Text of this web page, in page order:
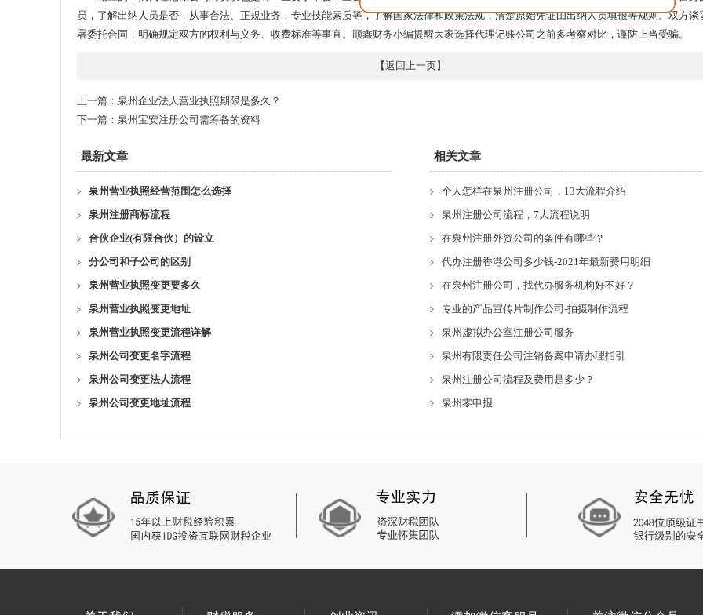
员，了解出纳人员是否，从事合法、正規业务，专业技能素质等，了解国家法律和政策法规，清楚原始凭证由出纳人员填报等规则。双方谈
署委托合同，明确规定双方的权利与义务、收费标准等事宜。顺鑫财务小编提醒大家选择代理记账公司之前多考察对比，谨防上当受骗。
【返回上一页】
上一篇： 泉州企业法人营业执照期限是多久？
下一篇： 泉州宝安注册公司需筹备的资料
最新文章
泉州营业执照经营范围怎么选择
泉州注册商标流程
合伙企业(有限合伙）的设立
分公司和子公司的区别
泉州营业执照变更要多久
泉州营业执照变更地址
泉州营业执照变更流程详解
泉州公司变更名字流程
泉州公司变更法人流程
泉州公司变更地址流程
相关文章
个人怎样在泉州注册公司，13大流程介绍
泉州注册公司流程，7大流程说明
在泉州注册外资公司的条件有哪些？
代办注册香港公司多少钱-2021年最新费用明细
在泉州注册公司，找代办服务机构好不好？
专业的产品宣传片制作公司-拍摄制作流程
泉州虚拟办公室注册公司服务
泉州有限责任公司注销备案申请办理指引
泉州注册公司流程及费用是多少？
泉州零申报